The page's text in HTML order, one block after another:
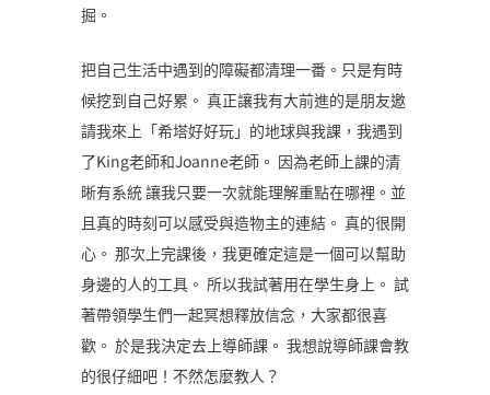
掘。
把自己生活中遇到的障礙都清理一番。只是有時
候挖到自己好累。 真正讓我有大前進的是朋友邀
請我來上「希塔好好玩」的地球與我課，我遇到
了King老師和Joanne老師。 因為老師上課的清
晰有系統 讓我只要一次就能理解重點在哪裡。並
且真的時刻可以感受與造物主的連結。 真的很開
心。 那次上完課後，我更確定這是一個可以幫助
身邊的人的工具。 所以我試著用在學生身上。 試
著帶領學生們一起冥想釋放信念，大家都很喜
歡。 於是我決定去上導師課。 我想說導師課會教
的很仔細吧！不然怎麼教人？